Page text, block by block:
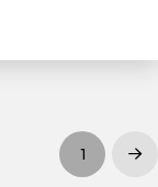
1